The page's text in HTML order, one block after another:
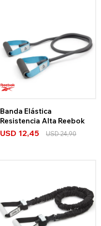
Banda Elástica
Resistencia Alta Reebok
USD 12,45 USD24,90